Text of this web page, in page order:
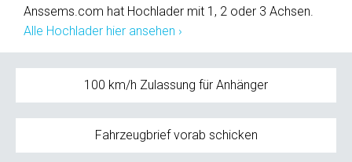
Anssems.com hat Hochlader mit 1, 2 oder 3 Achsen.
Alle Hochlader hier ansehen ›
100 km/h Zulassung für Anhänger
Fahrzeugbrief vorab schicken